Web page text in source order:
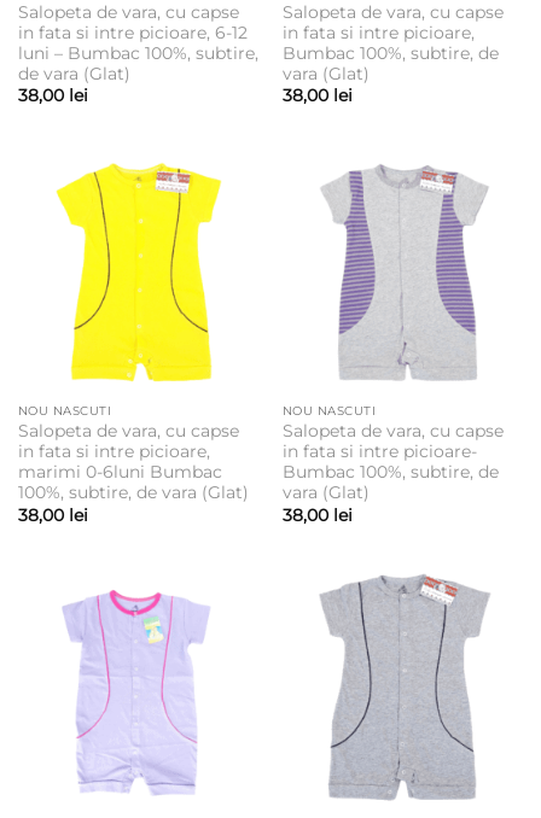
Salopeta de vara, cu capse
in fata si intre picioare, 6-12
luni – Bumbac 100%, subtire,
de vara (Glat)
38,00 lei
Salopeta de vara, cu capse
in fata si intre picioare,
Bumbac 100%, subtire, de
vara (Glat)
38,00 lei
NOU NASCUTI
Salopeta de vara, cu capse
in fata si intre picioare,
marimi 0-6luni Bumbac
100%, subtire, de vara (Glat)
38,00 lei
NOU NASCUTI
Salopeta de vara, cu capse
in fata si intre picioare-
Bumbac 100%, subtire, de
vara (Glat)
38,00 lei